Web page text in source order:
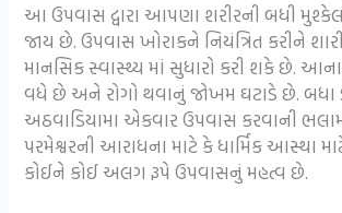
આ ઉપવાસ દ્વારા આપણા શરીરની બધી
જાય છે. ઉપવાસ ખોરાકને નિયંત્રિત કરીને
માનસિક સ્વાસ્થ્ય માં સુધારો કરી શકે છે.
વધે છે અને રોગો થવાનું જોખમ ઘટાડે છે. બધા
અઠવાડિયામા એકવાર ઉપવાસ કરવાની
પરમેશ્વરની આરાધના માટે કે ધાર્મિક આસ્થા
કોઈને કોઈ અલગ રૂપે ઉપવાસનું મહત્વ છે.